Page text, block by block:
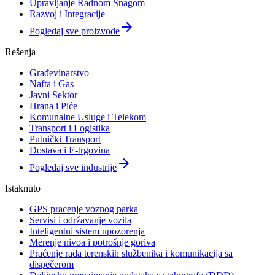
Upravljanje Radnom Snagom
Razvoj i Integracije
Pogledaj sve proizvode arrow_forward
Rešenja
Građevinarstvo
Nafta i Gas
Javni Sektor
Hrana i Piće
Komunalne Usluge i Telekom
Transport i Logistika
Putnički Transport
Dostava i E-trgovina
Pogledaj sve industrije arrow_forward
Istaknuto
GPS pracenje voznog parka
Servisi i održavanje vozila
Inteligentni sistem upozorenja
Merenje nivoa i potrošnje goriva
Praćenje rada terenskih službenika i komunikacija sa
dispečerom